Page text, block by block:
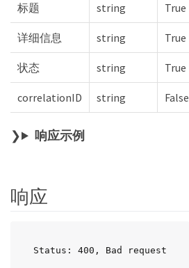
标题 string True
详细信息 string True
状态 string True
correlationID string False
响应示例
响应
Status: 400, Bad request